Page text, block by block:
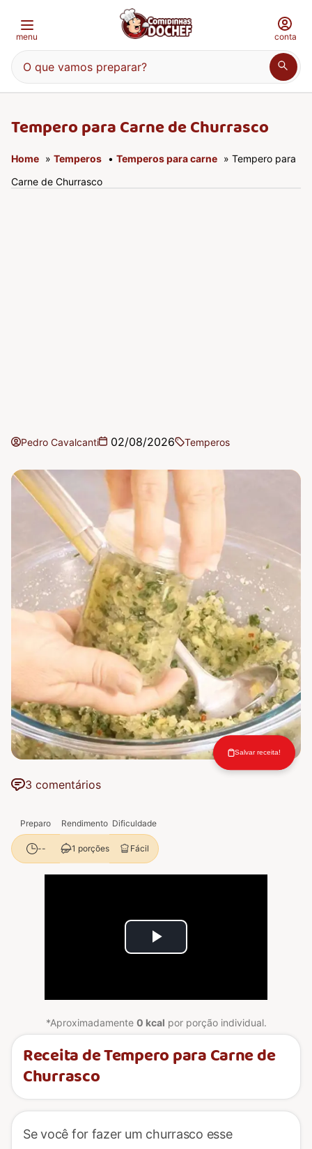
menu
O que vamos preparar?
conta
Tempero para Carne de Churrasco
Home » Temperos • Temperos para carne » Tempero para
Carne de Churrasco
Pedro Cavalcanti 02/08/2026 Temperos
3 comentários
Salvar receita!
Preparo Rendimento Dificuldade
-- 1 porções Fácil
Play
*Aproximadamente 0 kcal por porção individual.
Receita de Tempero para Carne de
Churrasco
Se você for fazer um churrasco esse